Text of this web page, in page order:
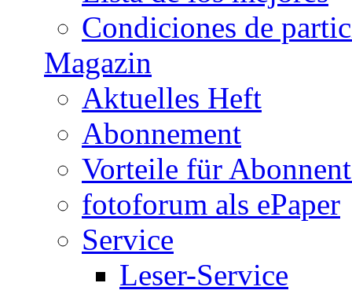
Condiciones de
Magazin
Aktuelles Heft
Abonnement
Vorteile für
fotoforum als ePaper
Service
Leser-Service